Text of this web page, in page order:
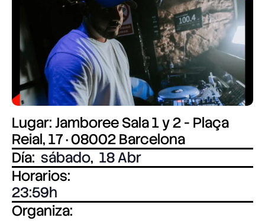
Lugar: Jamboree Sala 1 y 2 - Plaça
Reial, 17 · 08002 Barcelona
Día: sábado, 18 Abr
Horarios:
23:59
Organiza: